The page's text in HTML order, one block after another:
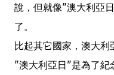
說，但就像"澳大利亞
了。
比起其它國家，澳大利
"澳大利亞日"是為了紀